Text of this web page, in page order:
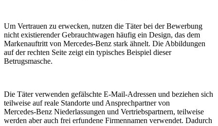
Um Vertrauen zu erwecken, nutzen die Täter bei der Bewerbung
nicht existierender Gebrauchtwagen häufig ein Design, das dem
Markenauftritt von Mercedes‑Benz stark ähnelt. Die Abbildungen
auf der rechten Seite zeigt ein typisches Beispiel dieser
Betrugsmasche.
Die Täter verwenden gefälschte E‑Mail‑Adressen und beziehen sich
teilweise auf reale Standorte und Ansprechpartner von
Mercedes‑Benz Niederlassungen und Vertriebspartnern, teilweise
werden aber auch frei erfundene Firmennamen verwendet. Dadurch